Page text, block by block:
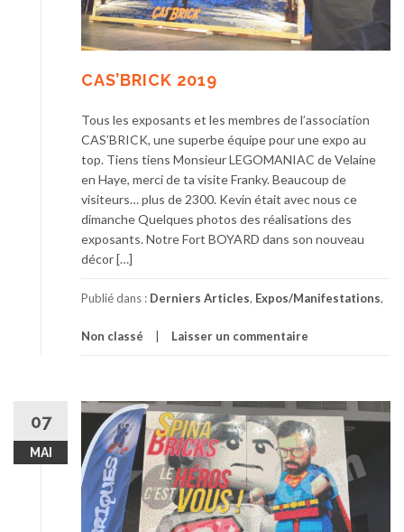
CAS’BRICK 2019
Tous les exposants et les membres de l’association
CAS’BRICK, une superbe équipe pour une expo au
top. Tiens tiens Monsieur LEGOMANIAC de Velaine
en Haye, merci de ta visite Franky. Beaucoup de
visiteurs… plus de 2300. Kevin était avec nous ce
dimanche Quelques photos des réalisations des
exposants. Notre Fort BOYARD dans son nouveau
décor […]
Publié dans : Derniers Articles, Expos/Manifestations,
Non classé Laisser un commentaire
07
MAI